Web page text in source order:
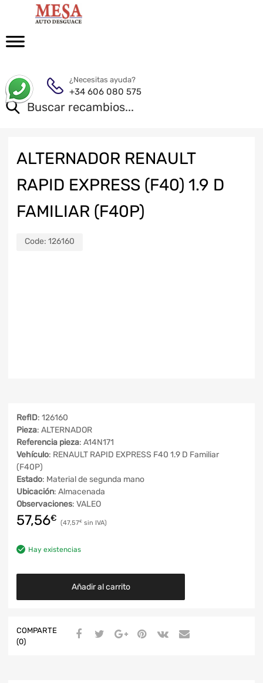
¿Necesitas ayuda?
+34 606 080 575
ALTERNADOR RENAULT
RAPID EXPRESS (F40) 1.9 D
FAMILIAR (F40P)
Code: 126160
RefID: 126160
Pieza: ALTERNADOR
Referencia pieza: A14N171
Vehículo: RENAULT RAPID EXPRESS F40 1.9 D Familiar
(F40P)
Estado: Material de segunda mano
Ubicación: Almacenada
Observaciones: VALEO
57,56€ 47,57€
Hay existencias
Añadir al carrito
COMPARTE
(0)